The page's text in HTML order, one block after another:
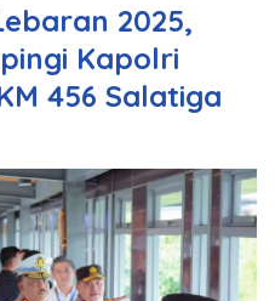
2025,
Kapolri
456 Salatiga